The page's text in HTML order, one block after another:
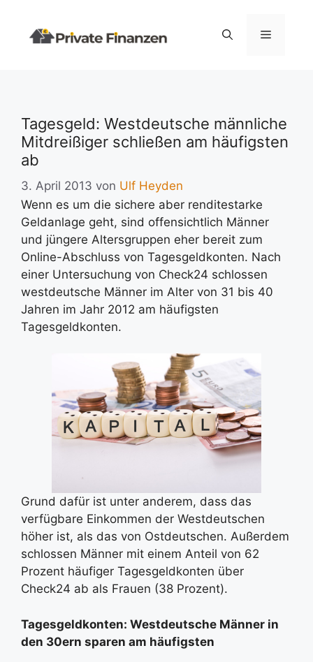
springen
Menü
Tagesgeld: Westdeutsche männliche
Mitdreißiger schließen am häufigsten
ab
3. April 2013 von Ulf Heyden
Wenn es um die sichere aber renditestarke
Geldanlage geht, sind offensichtlich Männer
und jüngere Altersgruppen eher bereit zum
Online-Abschluss von Tagesgeldkonten. Nach
einer Untersuchung von Check24 schlossen
westdeutsche Männer im Alter von 31 bis 40
Jahren im Jahr 2012 am häufigsten
Tagesgeldkonten.
Grund dafür ist unter anderem, dass das
verfügbare Einkommen der Westdeutschen
höher ist, als das von Ostdeutschen. Außerdem
schlossen Männer mit einem Anteil von 62
Prozent häufiger Tagesgeldkonten über
Check24 ab als Frauen (38 Prozent).
Tagesgeldkonten: Westdeutsche Männer in
den 30ern sparen am häufigsten